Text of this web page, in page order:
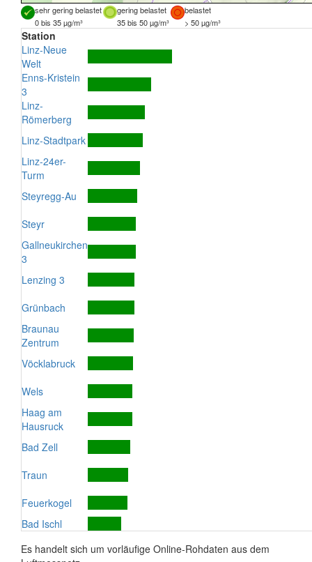
sehr gering belastet gering belastet
belastet
0 bis 35 µg/m³
35 bis 50 µg/m³ > 50 µg/m³
Station
Linz-Neue
Welt
Enns-Kristein
3
Linz-
Römerberg
Linz-Stadtpark
Linz-24er-
Turm
Steyregg-Au
Steyr
Gallneukirchen
3
Lenzing 3
Grünbach
Braunau
Zentrum
Vöcklabruck
Wels
Haag am
Hausruck
Bad Zell
Traun
Feuerkogel
Bad Ischl
Es handelt sich um vorläufige Online-Rohdaten aus dem